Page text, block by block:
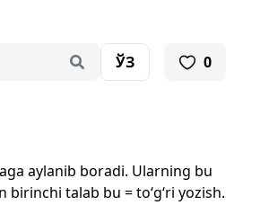
ЎЗ 0
aylanib boradi. Ularning bu
talab bu = to‘g‘ri yozish.